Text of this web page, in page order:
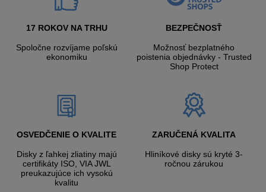
17 ROKOV NA TRHU
Spoločne rozvíjame poľskú
ekonomiku
BEZPEČNOSŤ
Možnosť bezplatného
poistenia objednávky - Trusted
Shop Protect
OSVEDČENIE O KVALITE
Disky z ľahkej zliatiny majú
certifikáty ISO, VIA JWL
preukazujúce ich vysokú
kvalitu
ZARUČENÁ KVALITA
Hliníkové disky sú kryté 3-
ročnou zárukou